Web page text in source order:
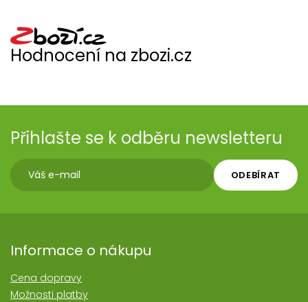
Hodnocení na zbozi.cz
Přihlašte se k odběru newsletteru
ODEBÍRAT
Informace o nákupu
Cena dopravy
Možnosti platby